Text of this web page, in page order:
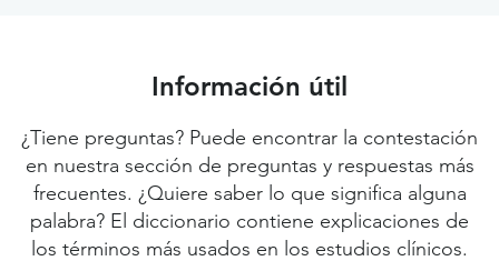
Información útil
¿Tiene preguntas? Puede encontrar la contestación
en nuestra sección de preguntas y respuestas más
frecuentes. ¿Quiere saber lo que significa alguna
palabra? El diccionario contiene explicaciones de
los términos más usados en los estudios clínicos.